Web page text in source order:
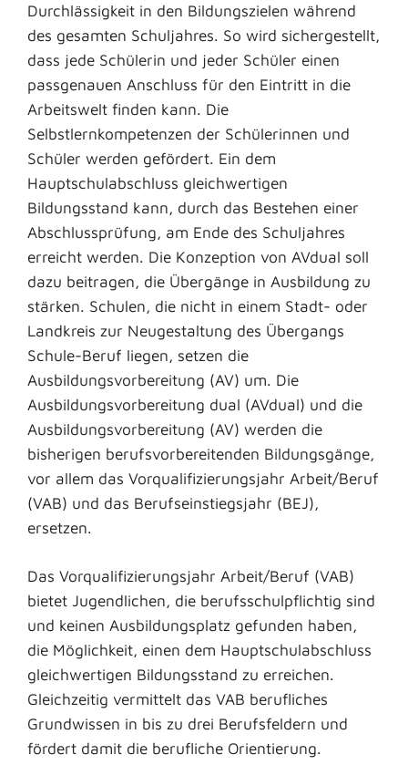
Durchlässigkeit in den Bildungszielen während
des gesamten Schuljahres. So wird sichergestellt,
dass jede Schülerin und jeder Schüler einen
passgenauen Anschluss für den Eintritt in die
Arbeitswelt finden kann. Die
Selbstlernkompetenzen der Schülerinnen und
Schüler werden gefördert. Ein dem
Hauptschulabschluss gleichwertigen
Bildungsstand kann, durch das Bestehen einer
Abschlussprüfung, am Ende des Schuljahres
erreicht werden. Die Konzeption von AVdual soll
dazu beitragen, die Übergänge in Ausbildung zu
stärken. Schulen, die nicht in einem Stadt- oder
Landkreis zur Neugestaltung des Übergangs
Schule-Beruf liegen, setzen die
Ausbildungsvorbereitung (AV) um. Die
Ausbildungsvorbereitung dual (AVdual) und die
Ausbildungsvorbereitung (AV) werden die
bisherigen berufsvorbereitenden Bildungsgänge,
vor allem das Vorqualifizierungsjahr Arbeit/Beruf
(VAB) und das Berufseinstiegsjahr (BEJ),
ersetzen.
Das Vorqualifizierungsjahr Arbeit/Beruf (VAB)
bietet Jugendlichen, die berufsschulpflichtig sind
und keinen Ausbildungsplatz gefunden haben,
die Möglichkeit, einen dem Hauptschulabschluss
gleichwertigen Bildungsstand zu erreichen.
Gleichzeitig vermittelt das VAB berufliches
Grundwissen in bis zu drei Berufsfeldern und
fördert damit die berufliche Orientierung.